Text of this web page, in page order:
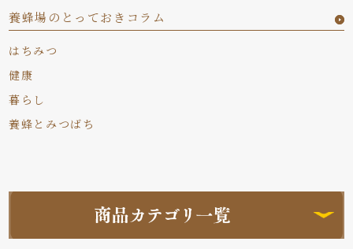
養蜂場のとっておきコラム
はちみつ
健康
暮らし
養蜂とみつばち